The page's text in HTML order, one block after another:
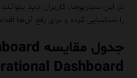
در این سناریوها، کاربران باید
را شناسایی کرده و برای رفع آن‌ها
Dashboard